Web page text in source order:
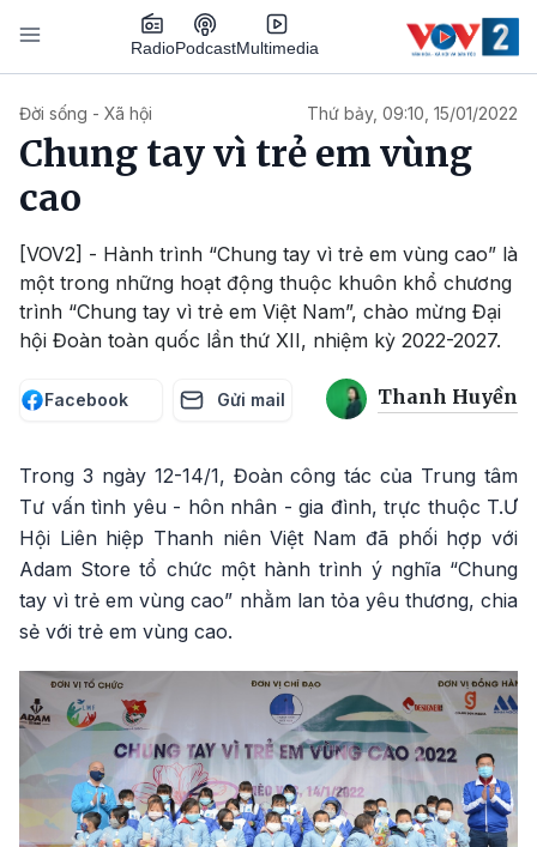
Nhảy đến nội dung
RadioPodcastMultimedia
Đời sống - Xã hội Thứ bảy, 09:10, 15/01/2022
Chung tay vì trẻ em vùng
cao
[VOV2] - Hành trình “Chung tay vì trẻ em vùng cao” là
một trong những hoạt động thuộc khuôn khổ chương
trình “Chung tay vì trẻ em Việt Nam”, chào mừng Đại
hội Đoàn toàn quốc lần thứ XII, nhiệm kỳ 2022-2027.
Facebook Gửi mail Thanh Huyền
Trong 3 ngày 12-14/1, Đoàn công tác của Trung tâm
Tư vấn tình yêu - hôn nhân - gia đình, trực thuộc T.Ư
Hội Liên hiệp Thanh niên Việt Nam đã phối hợp với
Adam Store tổ chức một hành trình ý nghĩa “Chung
tay vì trẻ em vùng cao” nhằm lan tỏa yêu thương, chia
sẻ với trẻ em vùng cao.